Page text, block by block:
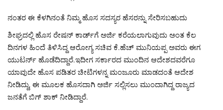
ನಂತರ ಈ ಕೆಳಗಿನಂತೆ ನಿಮ್ಮ ಹೊಸ ಸದಸ್ಯರ ಹೆಸರನ್ನು ಸೇರಿಸಬಹುದು
ಶೀಘ್ರದಲ್ಲಿ ಹೊಸ ರೇಷನ್​ ಕಾರ್ಡ್‌ಗೆ ಅರ್ಜಿ ಕರೆಯಲಾಗುವುದು ಅಂತ ಕೆಲ
ದಿನಗಳ ಹಿಂದೆ ತಿಳಿಸಿದ್ದ ಆರೋಗ್ಯ ಸಚಿವ ಕೆ.ಹೆಚ್ ಮುನಿಯಪ್ಪ ಅವರು ಈಗ
ಯುಟರ್ನ್‌ ಹೊಡೆದಿದ್ದಾರೆ.ಇದೀಗ ಸರ್ಕಾರದ ಮುಂದಿನ ಆದೇಶದವರೆಗೂ
ಯಾವುದೇ ಹೊಸ ಪಡಿತರ ಚೀಟಿಗಳನ್ನ ಮಂಜೂರು ಮಾಡದಂತೆ ಆದೇಶ
ನೀಡಿದ್ದು, ಈ ಮೂಲಕ ಹೊಸದಾಗಿ ಅರ್ಜಿ ಸಲ್ಲಿಸಲು ಮುಂದಾಗಿದ್ದ ರಾಜ್ಯದ
ಜನತೆಗೆ ಬಿಗ್‌ ಶಾಕ್‌ ನೀಡಿದ್ದಾರೆ.